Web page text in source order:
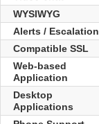
WYSIWYG
Alerts / Escalation
Compatible SSL
Web-based
Application
Desktop
Applications